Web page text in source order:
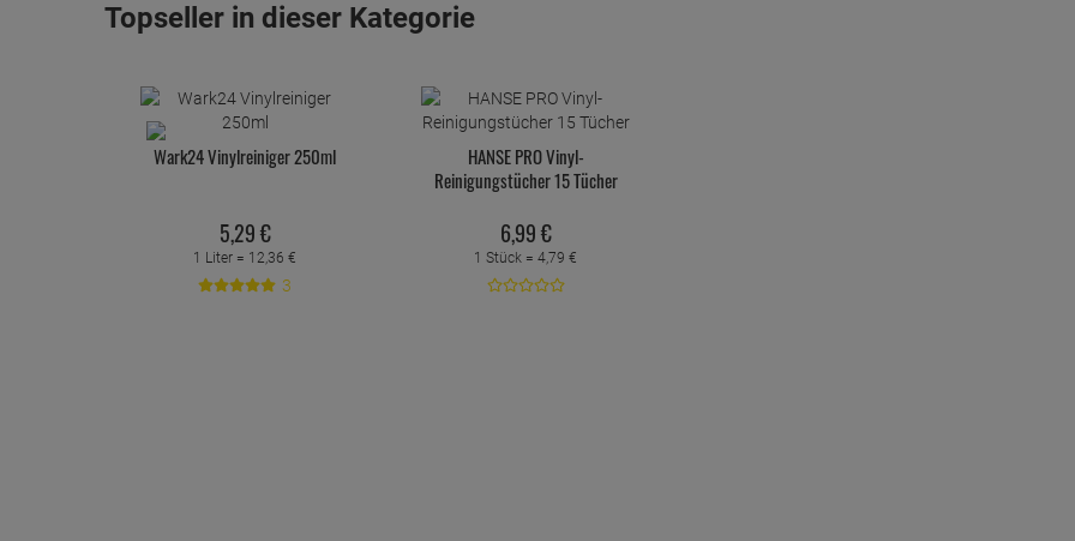
Topseller in dieser Kategorie
Wark24 Vinylreiniger 250ml
5,29€
1 Liter = 12,36 €
3
HANSE PRO Vinyl-
Reinigungstücher 15 Tücher
6,99€
1 Stück = 4,79 €